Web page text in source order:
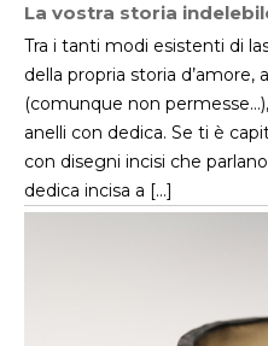
La vostra storia
Tra i tanti modi esistenti di
della propria storia
(comunque non
anelli con dedica. Se ti è
con disegni incisi che
dedica incisa a […]